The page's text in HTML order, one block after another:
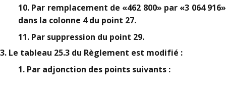
10. Par remplacement de «462 800» par «3 064 916»
dans la colonne 4 du point 27.
11. Par suppression du point 29.
3. Le tableau 25.3 du Règlement est modifié :
1. Par adjonction des points suivants :